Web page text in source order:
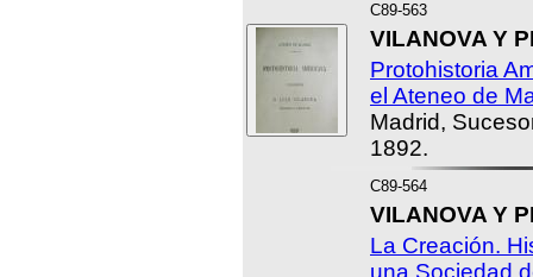
C89-563
VILANOVA Y
Protohistoria
el Ateneo de
Madrid,
1892.
C89-564
VILANOVA Y
La Creación.
una Sociedad